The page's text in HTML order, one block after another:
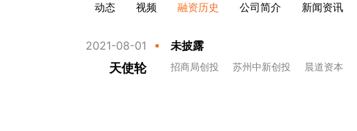
动态 视频 融资历史 公司简介 新闻资讯
2021-08-01
天使轮
未披露
招商局创投 苏州中新创投 晨道资本